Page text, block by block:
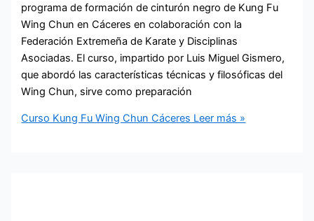
programa de formación de cinturón negro de Kung Fu
Wing Chun en Cáceres en colaboración con la
Federación Extremeña de Karate y Disciplinas
Asociadas. El curso, impartido por Luis Miguel Gismero,
que abordó las características técnicas y filosóficas del
Wing Chun, sirve como preparación
Curso Kung Fu Wing Chun Cáceres Leer más »